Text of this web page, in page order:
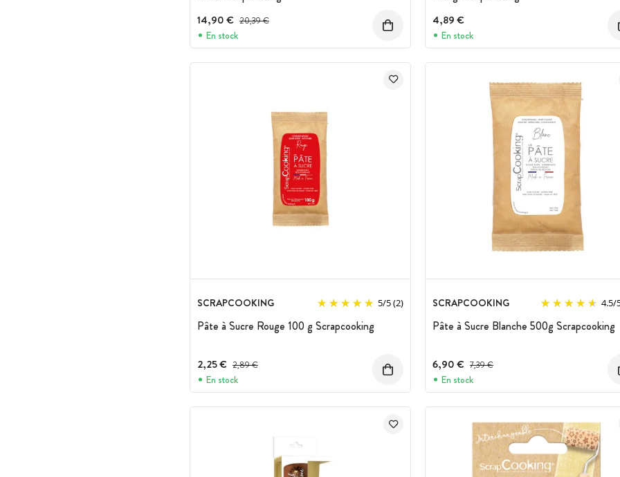
14,90 € Prix avant réduction :
20,39 €
En stock
4,89 €
En stock
SCRAPCOOKING 5/5(2)
Pâte à Sucre Rouge 100 g Scrapcooking
2,25 € Prix avant réduction :
2,89 €
En stock
SCRAPCOOKING 4.5/
Pâte à Sucre Blanche 500g Scrapcooking
6,90 € Prix avant réduction :
7,39 €
En stock